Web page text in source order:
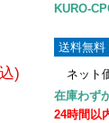
)
KURO-
送料無料
ネット
在庫わず
24時間以